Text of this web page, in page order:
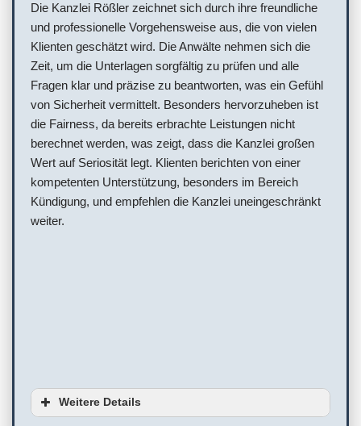
Die Kanzlei Rößler zeichnet sich durch ihre freundliche
und professionelle Vorgehensweise aus, die von vielen
Klienten geschätzt wird. Die Anwälte nehmen sich die
Zeit, um die Unterlagen sorgfältig zu prüfen und alle
Fragen klar und präzise zu beantworten, was ein Gefühl
von Sicherheit vermittelt. Besonders hervorzuheben ist
die Fairness, da bereits erbrachte Leistungen nicht
berechnet werden, was zeigt, dass die Kanzlei großen
Wert auf Seriosität legt. Klienten berichten von einer
kompetenten Unterstützung, besonders im Bereich
Kündigung, und empfehlen die Kanzlei uneingeschränkt
weiter.
Weitere Details